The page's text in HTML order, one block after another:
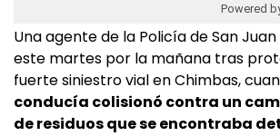
Powered
Una agente de la Policía de San
este martes por la mañana tras
fuerte siniestro vial en Chimbas,
conducía colisionó contra un
de residuos que se encontraba